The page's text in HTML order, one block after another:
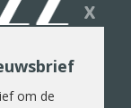
X
om de